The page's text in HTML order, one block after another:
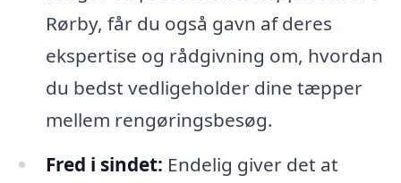
Rørby, får du også gavn af deres
ekspertise og rådgivning om, hvordan
du bedst vedligeholder dine tæpper
mellem rengøringsbesøg.
Fred i sindet: Endelig giver det at